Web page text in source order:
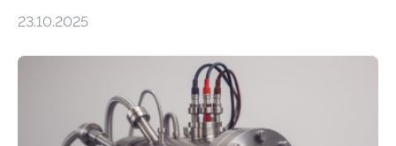
ermöglichen. Doch der dafür nötige Netzausbau hinkt
einem „Anschlussstau“. Die Stiftung
Umweltenergierecht hat den Rechtsrahmen in einem
neuen Bericht für die Praxis eingeordnet – inklusive der
Rolle von flexiblen Netzanschlussvereinbarungen. Der
23.10.2025